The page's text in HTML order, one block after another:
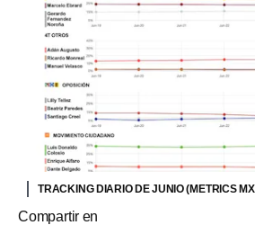
TRACKING DIARIO DE JUNIO (METRICS
Compartir en